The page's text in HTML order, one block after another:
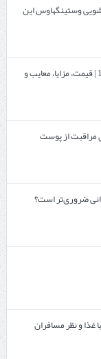
وستینگهاوس این
هزینه ایمپلنت دندان در ترکیه 1405 | قیمت، مزایا، معایب و
مراقبت از پوست
ضروری‌تر است؟